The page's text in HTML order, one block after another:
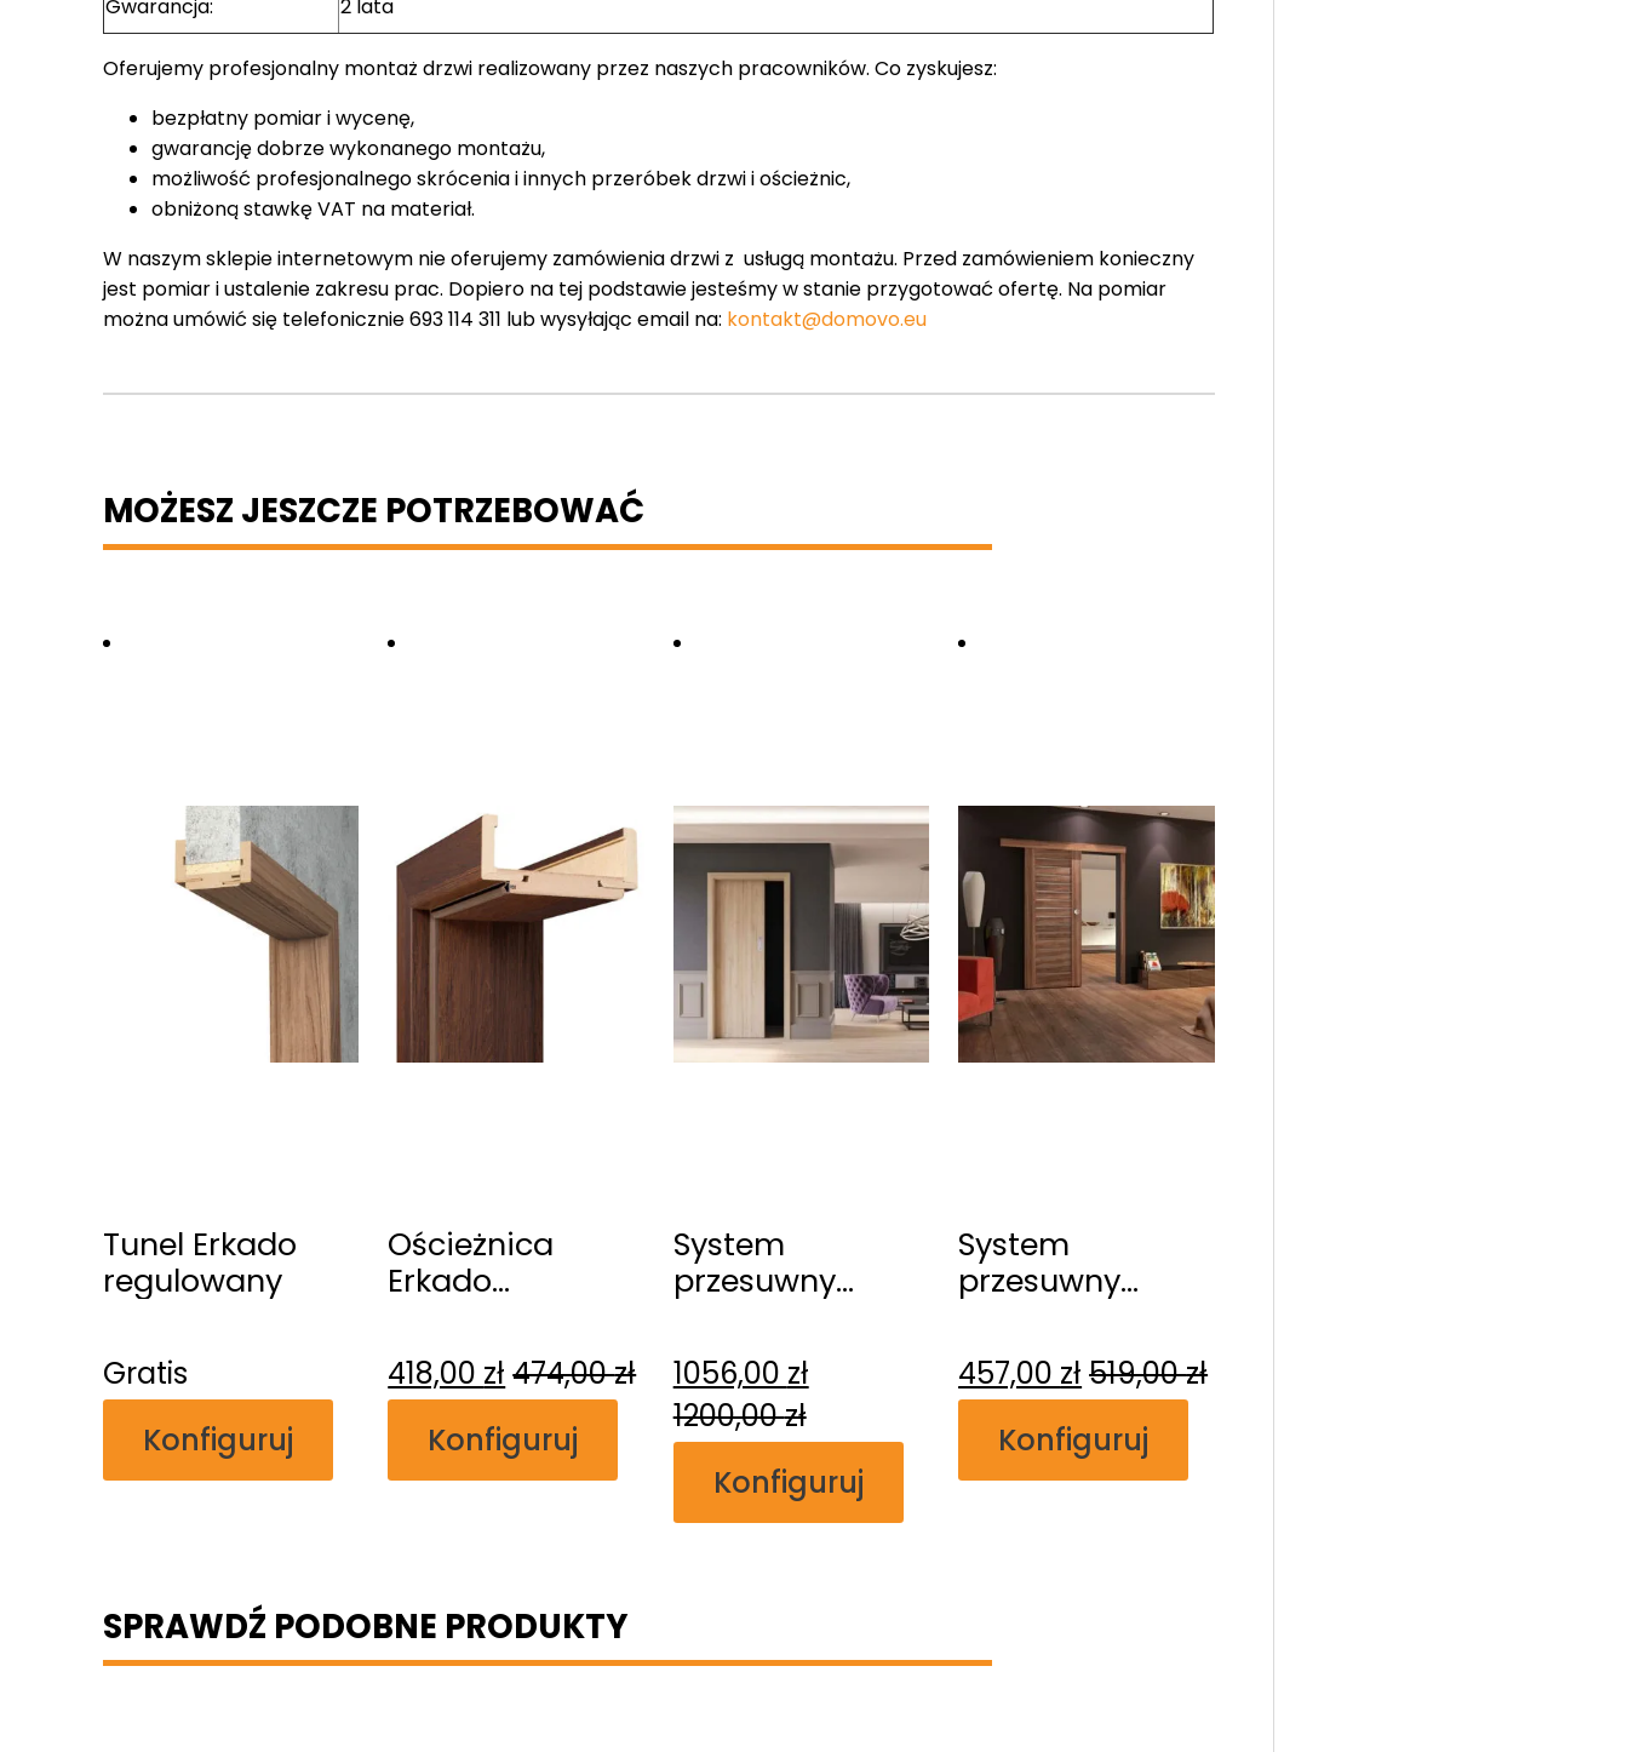
Gwarancja:
2 lata
Oferujemy profesjonalny montaż drzwi realizowany przez naszych pracowników. Co zyskujesz:
bezpłatny pomiar i wycenę,
gwarancję dobrze wykonanego montażu,
możliwość profesjonalnego skrócenia i innych przeróbek drzwi i ościeżnic,
obniżoną stawkę VAT na materiał.
W naszym sklepie internetowym nie oferujemy zamówienia drzwi z usługą montażu. Przed zamówieniem konieczny
jest pomiar i ustalenie zakresu prac. Dopiero na tej podstawie jesteśmy w stanie przygotować ofertę. Na pomiar
można umówić się telefonicznie 693 114 311 lub wysyłając email na: kontakt@domovo.eu
MOŻESZ JESZCZE POTRZEBOWAĆ
Tunel Erkado
regulowany
Gratis
Konfiguruj
Ościeżnica
Erkado
przylgowa
418,00 zł 474,00zł
Konfiguruj
System
przesuwny
Kasetowy
1056,00 zł
1200,00zł
Konfiguruj
System
przesuwny
naścienny
457,00 zł 519,00zł
Konfiguruj
SPRAWDŹ PODOBNE PRODUKTY